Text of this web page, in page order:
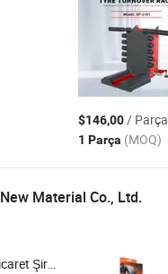
$146,00/ Parça
1 Parça (MOQ)
Material Co., Ltd.
Şirketi